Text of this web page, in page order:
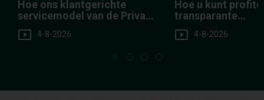
Hoe ons klantgerichte
servicemodel van de Private
Client Group voordelen
oplevert voor onze cliënten
4-8-2026
Hoe u kunt
transparante
kostenstructuur
Investments
4-8-2026